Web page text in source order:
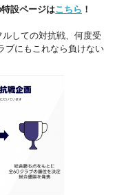
設ページはこちら ！
ルしての対抗戦、何度受
ブにもこれなら負けない